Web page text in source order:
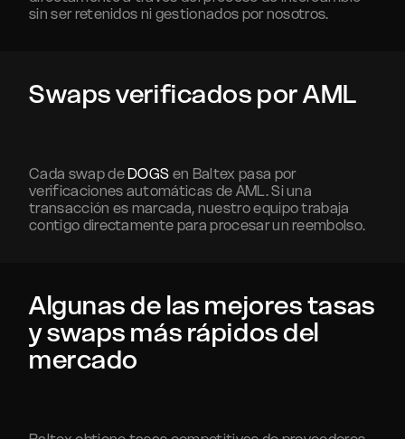
sin ser retenidos ni gestionados por nosotros.
Swaps verificados por AML
Cada swap deDOGS en Baltex pasa por
verificaciones automáticas de AML. Si una
transacción es marcada, nuestro equipo trabaja
contigo directamente para procesar un reembolso.
Algunas de las mejores tasas
y swaps más rápidos del
mercado